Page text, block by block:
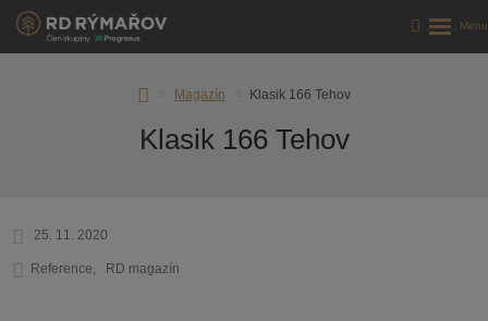
Magazín Klasik 166 Tehov
Klasik 166 Tehov
25. 11. 2020
Reference RD magazín